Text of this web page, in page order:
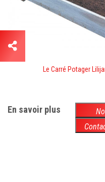
Le Carré Potager
En savoir plus